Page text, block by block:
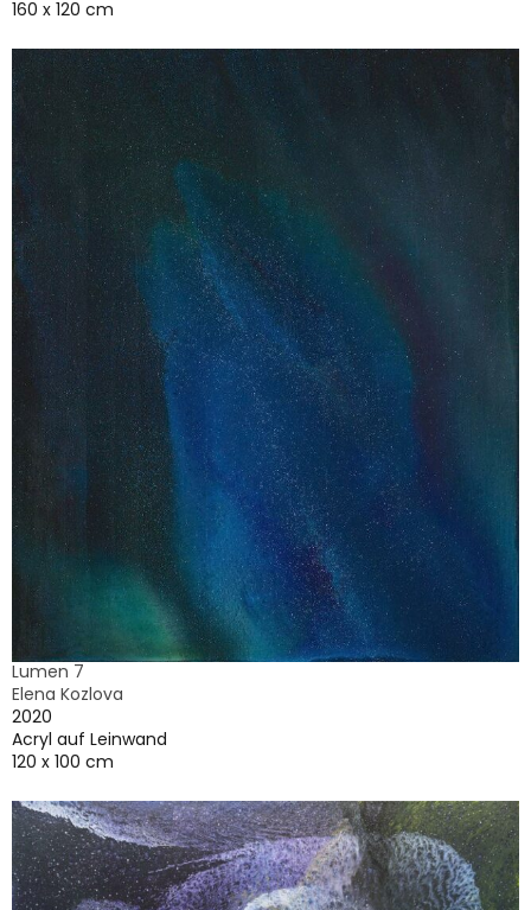
160 x 120 cm
Lumen 7
Elena Kozlova
2020
Acryl auf Leinwand
120 x 100 cm